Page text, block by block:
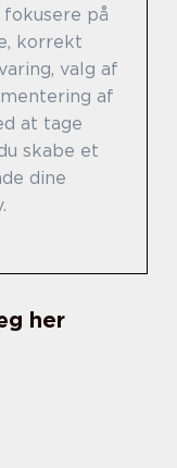
på
korrekt
valg af
af
at tage
skabe et
dine
her